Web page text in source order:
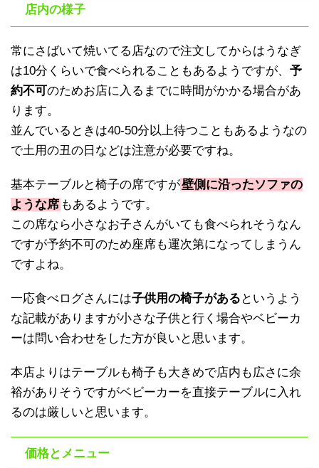
店内の様子
常にさばいて焼いてる店なので注文してからはうなぎ
は10分くらいで食べられることもあるようですが、 予
約不可のためお店に入るまでに時間がかかる場合があ
ります。
並んでいるときは40-50分以上待つこともあるようなの
で土用の丑の日などは注意が必要ですね。
基本テーブルと椅子の席ですが壁側に沿ったソファの
ような席 もあるようです。
この席なら小さなお子さんがいても食べられそうなん
ですが予約不可のため座席も運次第になってしまうん
ですよね。
一応食べログさんには子供用の椅子がある というよう
な記載がありますが小さな子供と行く場合やベビーカ
ーは問い合わせをした方が良いと思います。
本店よりはテーブルも椅子も大きめで店内も広さに余
裕がありそうですがベビーカーを直接テーブルに入れ
るのは厳しいと思います。
価格とメニュー